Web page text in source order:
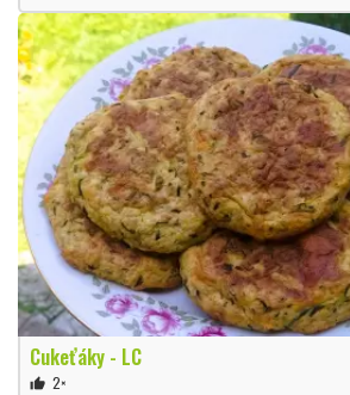
Cukeťáky - LC
thumb_up 2×